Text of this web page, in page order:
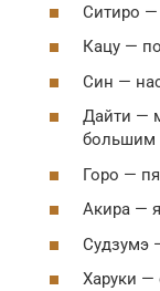
Ситиро
Кацу —
Син —
Дайти —
большим
Горо —
Акира —
Судзумэ
Харуки